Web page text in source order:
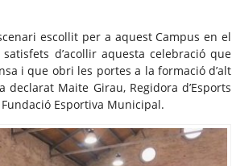
escollit per a aquest Campus en el
d’acollir aquesta celebració que
i que obri les portes a la formació d’alt
Maite Girau, Regidora d’Esports
Esportiva Municipal.